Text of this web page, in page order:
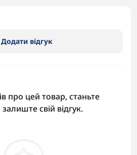
відгук
про цей товар, станьте
свій відгук.